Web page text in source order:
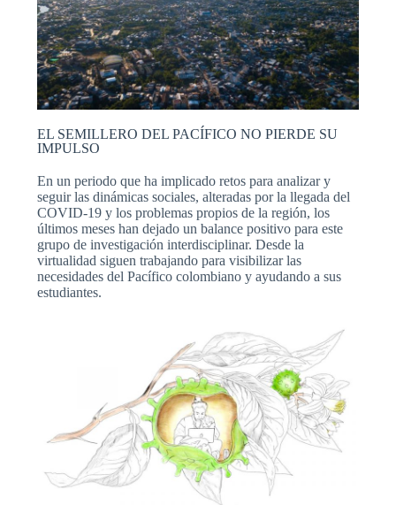
EL SEMILLERO DEL PACÍFICO NO PIERDE SU
IMPULSO
En un periodo que ha implicado retos para analizar y
seguir las dinámicas sociales, alteradas por la llegada del
COVID-19 y los problemas propios de la región, los
últimos meses han dejado un balance positivo para este
grupo de investigación interdisciplinar. Desde la
virtualidad siguen trabajando para visibilizar las
necesidades del Pacífico colombiano y ayudando a sus
estudiantes.